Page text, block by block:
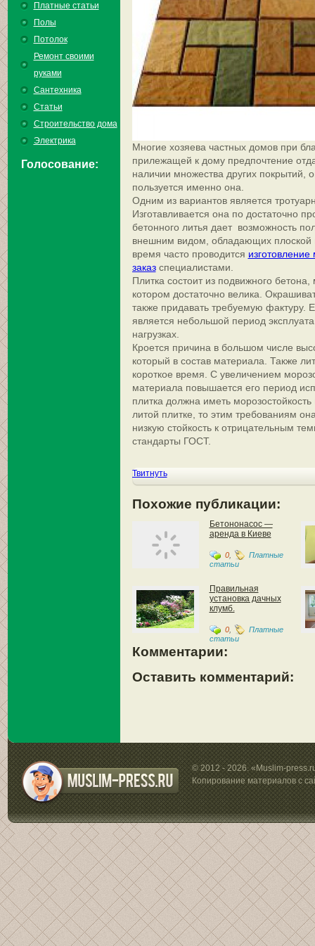
Платные статьи
Полы
Потолок
Ремонт своими
руками
Сантехника
Статьи
Строительство дома
Электрика
Голосование:
Многие хозяева частных домов при
прилежащей к дому предпочтение
наличии множества других покрытий,
пользуется именно она.
Одним из вариантов является
Изготавливается она по достаточно
бетонного литья дает возможность
внешним видом, обладающих плоской
время часто проводится
заказспециалистами.
Плитка состоит из подвижного
котором достаточно велика.
также придавать требуемую фактуру.
является небольшой период
нагрузках.
Кроется причина в большом числе
который в состав материала. Также
короткое время. С увеличением
материала повышается его период
плитка должна иметь
литой плитке, то этим требованиям
низкую стойкость к отрицательным
стандарты ГОСТ.
Твитнуть
Похожие публикации:
Бетононасос —
аренда в Киеве
0,
Платные
статьи
Правильная
установка дачных
клумб.
0,
Платные
статьи
Комментарии:
Оставить комментарий:
© 2012 - 2026. «Muslim-
Копирование материалов с